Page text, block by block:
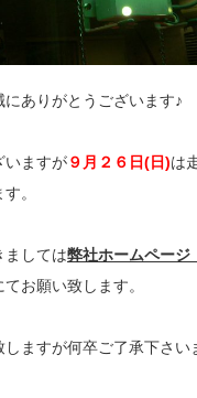
ありがとうございます♪
いますが９月２６日(日)は
。
ましては弊社ホームページ
てお願い致します。
しますが何卒ご了承下さい